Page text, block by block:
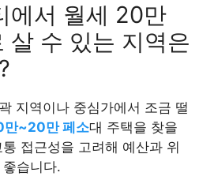
에서 월세 20만
살 수 있는 지역은
지역이나 중심가에서 조금 떨
만~20만 페소대 주택을 찾을
접근성을 고려해 예산과 위
습니다.